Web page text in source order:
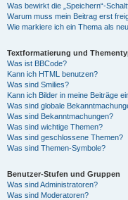
Was bewirkt die „Speichern“-
Warum muss mein Beitrag erst
Wie markiere ich ein Thema als
Textformatierung und
Was ist BBCode?
Kann ich HTML benutzen?
Was sind Smilies?
Kann ich Bilder in meine Beiträge
Was sind globale
Was sind Bekanntmachungen?
Was sind wichtige Themen?
Was sind geschlossene Themen?
Was sind Themen-Symbole?
Benutzer-Stufen und Gruppen
Was sind Administratoren?
Was sind Moderatoren?